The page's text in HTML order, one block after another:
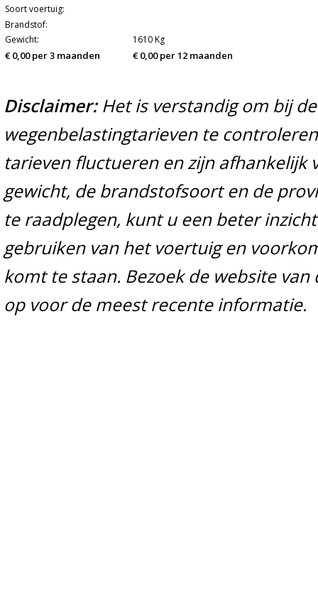
Soort voertuig:
Brandstof:
Gewicht:
1610 Kg
€ 0,00 per 3 maanden € 0,00 per 12 maanden
Disclaimer:Het is verstandig om bij
wegenbelastingtarieven te
tarieven fluctueren en zijn afhankelijk
gewicht, de brandstofsoort en de
te raadplegen, kunt u een beter
gebruiken van het voertuig en
komt te staan. Bezoek de website
op voor de meest recente informatie.